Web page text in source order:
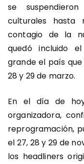
se
culturales hasta
contagio de la
quedó incluido
grande el país
28 y 29 de marzo.
En el día de
organizadora,
reprogramación,
el 27, 28 y 29 de
los headliners